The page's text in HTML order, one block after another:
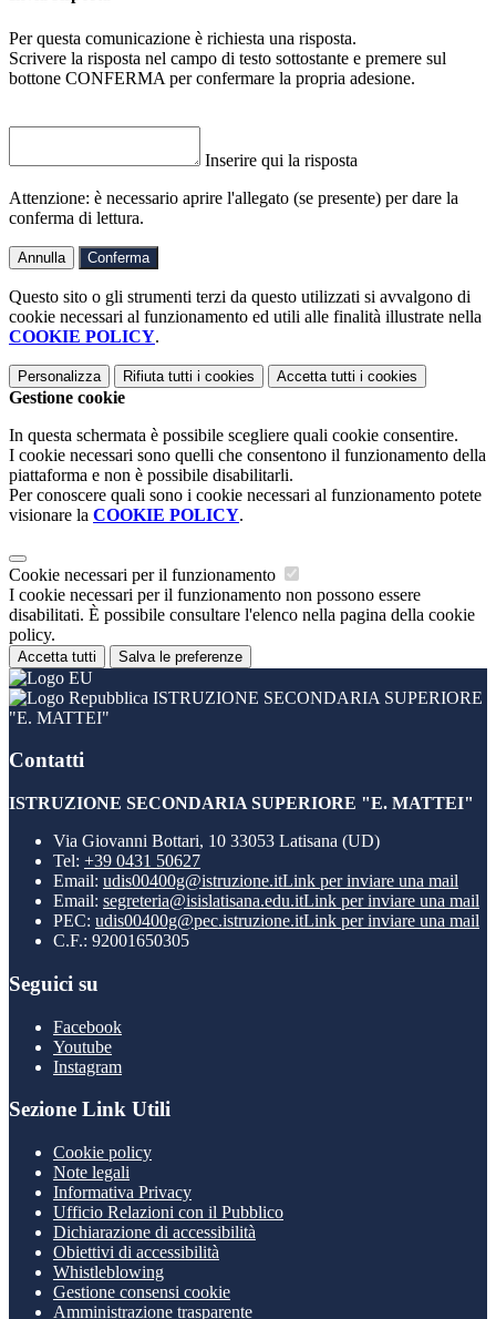
Per questa comunicazione è richiesta una risposta.
Scrivere la risposta nel campo di testo sottostante e premere sul
bottone CONFERMA per confermare la propria adesione.
Inserire qui la risposta
Attenzione: è necessario aprire l'allegato (se presente) per dare la
conferma di lettura.
Annulla Conferma
Questo sito o gli strumenti terzi da questo utilizzati si avvalgono di
cookie necessari al funzionamento ed utili alle finalità illustrate nella
COOKIE POLICY.
Personalizza Rifiuta tutti i cookies Accetta tutti i cookies
Gestione cookie
In questa schermata è possibile scegliere quali cookie consentire.
I cookie necessari sono quelli che consentono il funzionamento della
piattaforma e non è possibile disabilitarli.
Per conoscere quali sono i cookie necessari al funzionamento potete
visionare la COOKIE POLICY.
Cookie necessari per il funzionamento
I cookie necessari per il funzionamento non possono essere
disabilitati. È possibile consultare l'elenco nella pagina della cookie
policy.
Accetta tutti Salva le preferenze
ISTRUZIONE SECONDARIA SUPERIORE
"E. MATTEI"
Contatti
ISTRUZIONE SECONDARIA SUPERIORE "E. MATTEI"
Via Giovanni Bottari, 10 33053 Latisana (UD)
Tel: +39 0431 50627
Email: udis00400g@istruzione.itLink per inviare una mail
Email: segreteria@isislatisana.edu.itLink per inviare una mail
PEC: udis00400g@pec.istruzione.itLink per inviare una mail
C.F.: 92001650305
Seguici su
Facebook
Youtube
Instagram
Sezione Link Utili
Cookie policy
Note legali
Informativa Privacy
Ufficio Relazioni con il Pubblico
Dichiarazione di accessibilità
Obiettivi di accessibilità
Whistleblowing
Gestione consensi cookie
Amministrazione trasparente